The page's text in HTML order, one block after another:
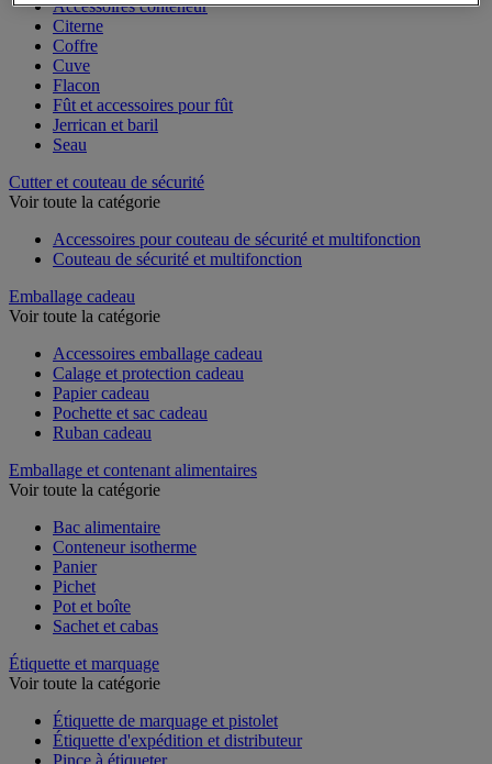
Accessoires conteneur
Citerne
Coffre
Cuve
Flacon
Fût et accessoires pour fût
Jerrican et baril
Cutter et couteau de sécurité
Accessoires pour couteau de sécurité et multifonction
Emballage cadeau
Accessoires emballage cadeau
Calage et protection cadeau
Papier cadeau
Pochette et sac cadeau
Emballage et contenant alimentaires
Bac alimentaire
Conteneur isotherme
Panier
Pichet
Pot et boîte
Étiquette et marquage
Étiquette de marquage et pistolet
Étiquette d'expédition et distributeur